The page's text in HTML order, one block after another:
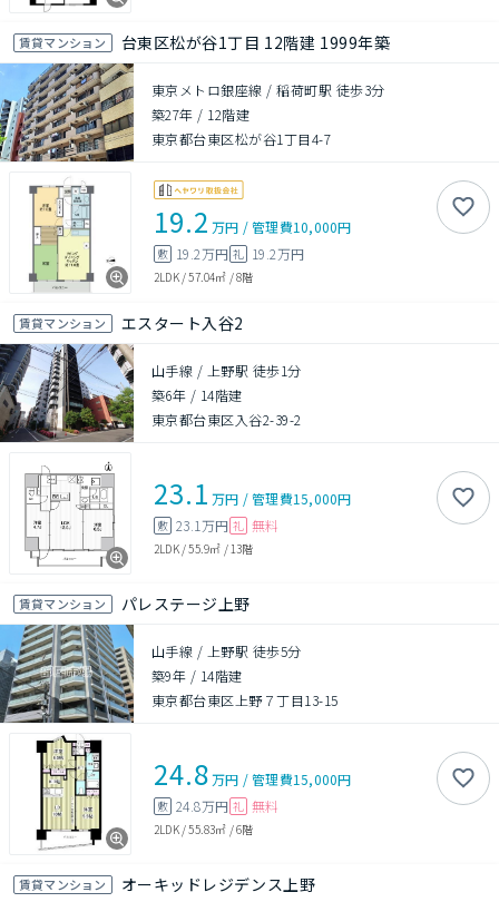
賃貸マンション 台東区松が谷1丁目 12階建 1999年築
東京メトロ銀座線 / 稲荷町駅 徒歩3分
築27年 / 12階建
東京都台東区松が谷1丁目4-7
19.2 万円 /管理費10,000円
敷 19.2万円 礼 19.2万円
2LDK/57.04㎡ /8階
賃貸マンション エスタート入谷2
山手線 / 上野駅 徒歩1分
築6年 / 14階建
東京都台東区入谷2-39-2
23.1 万円 /管理費15,000円
敷 23.1万円 礼 無料
2LDK/55.9㎡ / 13階
賃貸マンション パレステージ上野
山手線 / 上野駅 徒歩5分
築9年 / 14階建
東京都台東区上野７丁目13-15
24.8万円 /管理費15,000円
敷 24.8万円 礼 無料
2LDK/55.83㎡ /6階
賃貸マンション オーキッドレジデンス上野